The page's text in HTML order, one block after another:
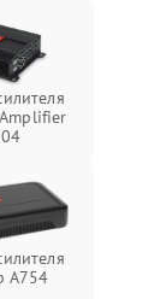
A754